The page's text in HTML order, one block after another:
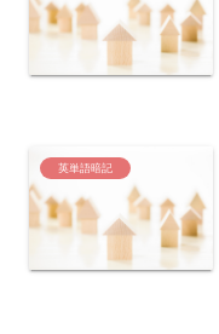
英単語暗記